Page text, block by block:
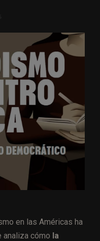
en las Américas ha
analiza cómo la